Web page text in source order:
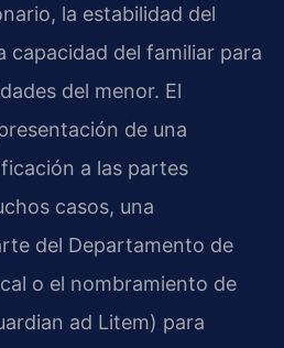
la estabilidad del
capacidad del familiar para
del menor. El
de una
a las partes
casos, una
del Departamento de
o el nombramiento de
ad Litem) para